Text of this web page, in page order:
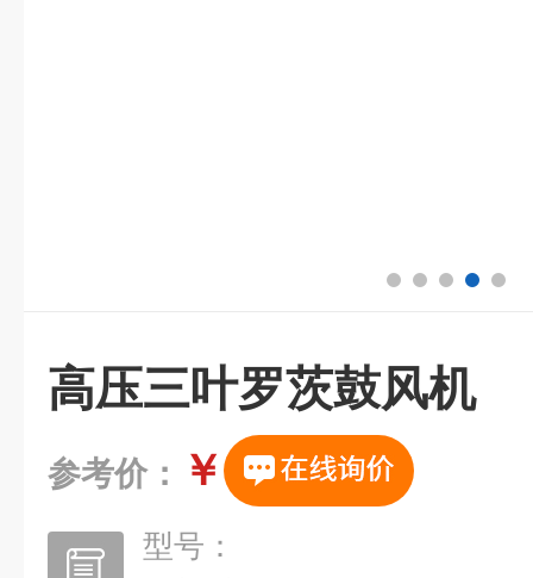
高压三叶罗茨鼓风机
参考价： ￥
型号：